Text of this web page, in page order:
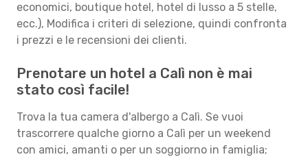
economici, boutique hotel, hotel di lusso a 5 stelle,
ecc.), Modifica i criteri di selezione, quindi confronta
i prezzi e le recensioni dei clienti.
Prenotare un hotel a Calì non è mai
stato così facile!
Trova la tua camera d'albergo a Calì. Se vuoi
trascorrere qualche giorno a Calì per un weekend
con amici, amanti o per un soggiorno in famiglia;